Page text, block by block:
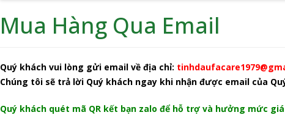
Mua Hàng Qua Email
Quý khách vui lòng gửi email về địa chỉ:
Chúng tôi sẽ trả lời Quý khách ngay khi nhận được email của
Quý khách quét mã QR kết bạn zalo để hỗ trợ và hưởng mức